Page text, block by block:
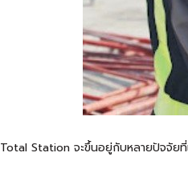
Total Station จะขึ้นอยู่กับหลายปัจจัย